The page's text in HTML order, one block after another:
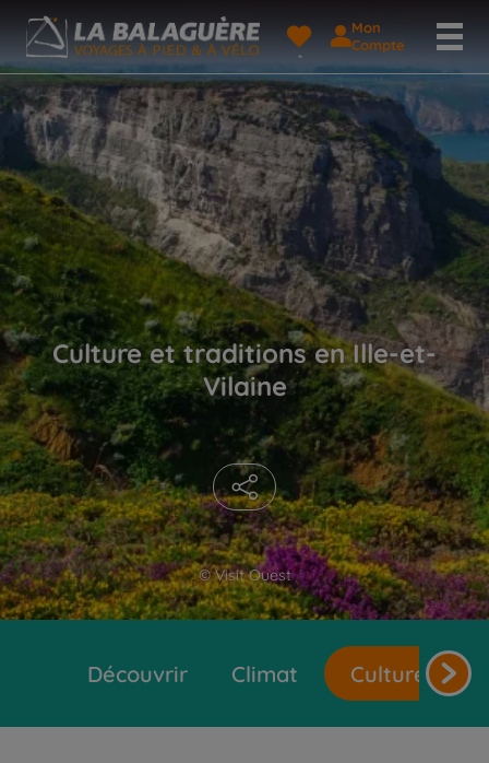
Mon
Compte
© Visit Ouest
Culture et traditions en Ille-et-
Vilaine
Découvrir Climat Cultures et